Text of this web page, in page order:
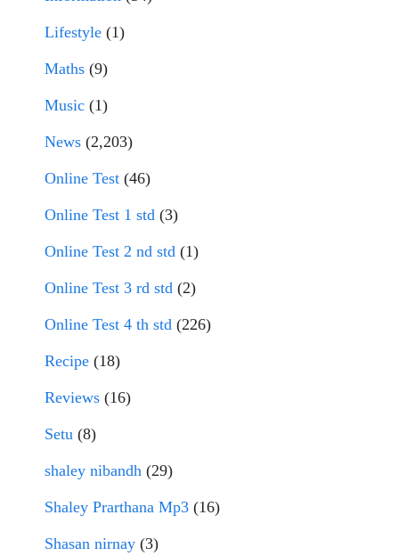
Lifestyle (1)
Maths (9)
Music (1)
News (2,203)
Online Test (46)
Online Test 1 std (3)
Online Test 2 nd std (1)
Online Test 3 rd std (2)
Online Test 4 th std (226)
Recipe (18)
Reviews (16)
Setu (8)
shaley nibandh (29)
Shaley Prarthana Mp3 (16)
Shasan nirnay (3)